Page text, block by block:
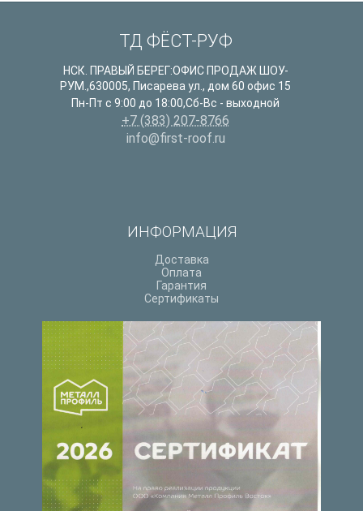
ТД ФЁСТ-РУФ
НСК. ПРАВЫЙ БЕРЕГ:ОФИС ПРОДАЖ ШОУ-
РУМ. ,630005, Писарева ул., дом 60 офис 15
Пн-Пт с 9:00 до 18:00,Сб-Вс - выходной
+7 (383) 207-8766
info@first-roof.ru
ИНФОРМАЦИЯ
Доставка
Оплата
Гарантия
Сертификаты